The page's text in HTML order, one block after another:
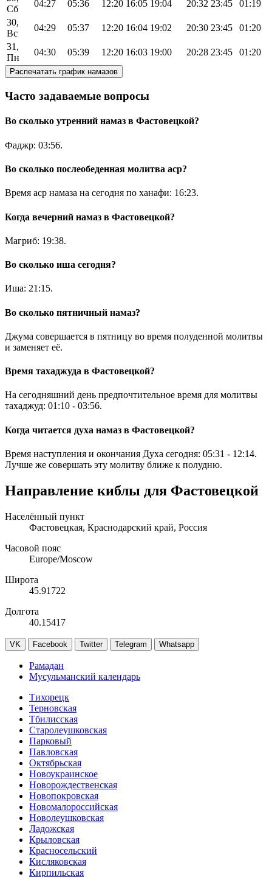
Сб
04:27 05:36 12:20 16:05 19:04 20:32 23:45
01:19
30,
Вс
04:29 05:37 12:20 16:04 19:02 20:30 23:45
01:20
31,
Пн
04:30 05:39 12:20 16:03 19:00 20:28 23:45 01:20
Распечатать график намазов
Часто задаваемые вопросы
Во сколько утренний намаз в Фастовецкой?
Фаджр: 03:56.
Во сколько послеобеденная молитва аср?
Время аср намаза на сегодня по ханафи: 16:23.
Когда вечерний намаз в Фастовецкой?
Магриб: 19:38.
Во сколько иша сегодня?
Иша: 21:15.
Во сколько пятничный намаз?
Джума совершается в пятницу во время полуденной молитвы
и заменяет её.
Время тахаджуда в Фастовецкой?
На сегодняшний день предпочтительное время для молитвы
тахаджуд: 01:10 - 03:56.
Когда читается духа намаз в Фастовецкой?
Время наступления и окончания Духа сегодня: 05:31 - 12:14.
Лучше же совершать эту молитву ближе к полудню.
Направление киблы для Фастовецкой
Населённый пункт
Фастовецкая, Краснодарский край, Россия
Часовой пояс
Europe/Moscow
Широта
45.91722
Долгота
40.15417
VK Facebook Twitter Telegram Whatsapp
Рамадан
Мусульманский календарь
Тихорецк
Терновская
Тбилисская
Старолеушковская
Парковый
Павловская
Октябрьская
Новоукраинское
Новорождественская
Новопокровская
Новомалороссийская
Новолеушковская
Ладожская
Крыловская
Красносельский
Кисляковская
Кирпильская